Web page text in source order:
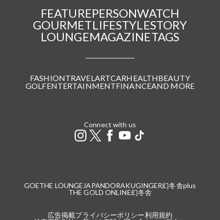
FEATUREPERSONWATCH
GOURMETLIFESTYLESTORY
LOUNGEMAGAZINETAGS
FASHIONTRAVELARTCARHEALTHBEAUTY
GOLFENTERTAINMENTFINANCEAND MORE
Connect with us
GOETHE LOUNGE JAPANDORAKUGINGER幻冬舎plus
THE GOLD ONLINE幻冬舎
広告掲載プライバシーポリシー利用規約